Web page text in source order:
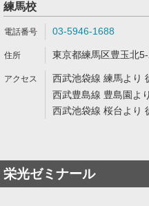
練馬校
03-5946-1688
東京都練馬区豊玉北
西武池袋線 練馬より
西武豊島線 豊島園よ
西武池袋線 桜台より
栄光ゼミナール